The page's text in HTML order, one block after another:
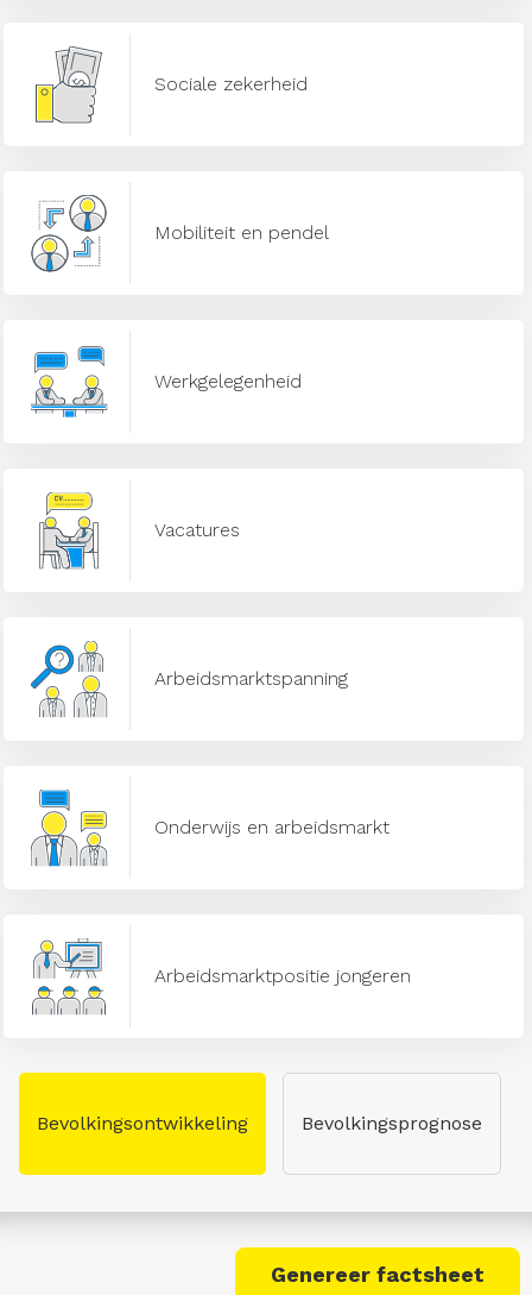
Sociale zekerheid
Mobiliteit en pendel
Werkgelegenheid
Vacatures
Arbeidsmarktspanning
Onderwijs en arbeidsmarkt
Arbeidsmarktpositie jongeren
Bevolkingsontwikkeling Bevolkingsprognose
Genereer factsheet